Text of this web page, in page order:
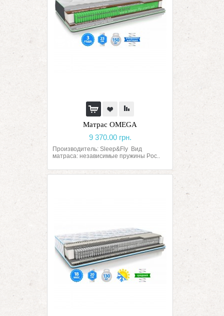
Матрас OMEGA
9 370.00 грн.
Производитель: Sleep&Fly Вид
матраса: независимые пружины Poc..